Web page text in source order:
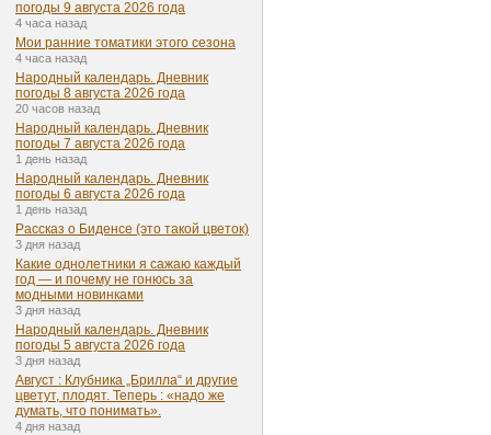
погоды 9 августа 2026 года
4 часа назад
Мои ранние томатики этого сезона
4 часа назад
Народный календарь. Дневник
погоды 8 августа 2026 года
20 часов назад
Народный календарь. Дневник
погоды 7 августа 2026 года
1 день назад
Народный календарь. Дневник
погоды 6 августа 2026 года
1 день назад
Рассказ о Биденсе (это такой цветок)
3 дня назад
Какие однолетники я сажаю каждый
год — и почему не гонюсь за
модными новинками
3 дня назад
Народный календарь. Дневник
погоды 5 августа 2026 года
3 дня назад
Август : Клубника „Брилла“ и другие
цветут, плодят. Теперь : «надо же
думать, что понимать».
4 дня назад